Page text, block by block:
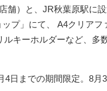
舗）と、JR秋葉原駅に
プ」にて、 A4クリア
キーホルダーなど、多
4日までの期間限定。8月